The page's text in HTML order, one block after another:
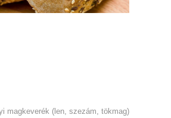
magkeverék (len, szezám, tökmag)